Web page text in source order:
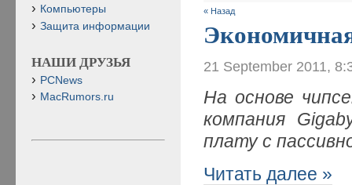
« Назад
21 September 2011,
На основе
компания
плату с
Читать далее »
Компьютеры
Защита информации
НАШИ ДРУЗЬЯ
PCNews
MacRumors.ru